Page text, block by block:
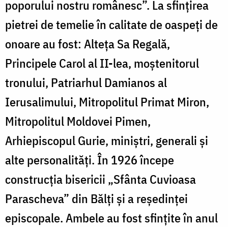
poporului nostru românesc”. La sfinţirea
pietrei de temelie în calitate de oaspeţi de
onoare au fost: Alteţa Sa Regală,
Principele Carol al II-lea, moştenitorul
tronului, Patriarhul Damianos al
Ierusalimului, Mitropolitul Primat Miron,
Mitropolitul Moldovei Pimen,
Arhiepiscopul Gurie, miniştri, generali şi
alte personalităţi. În 1926 începe
construcţia bisericii „Sfânta Cuvioasa
Parascheva” din Bălţi şi a reşedinţei
episcopale. Ambele au fost sfinţite în anul